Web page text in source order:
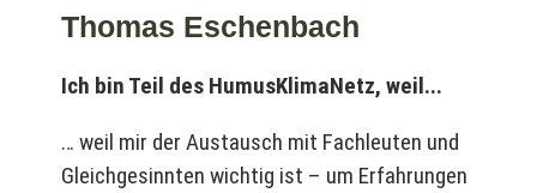
Thomas Eschenbach
Ich bin Teil des HumusKlimaNetz, weil...
… weil mir der Austausch mit Fachleuten und
Gleichgesinnten wichtig ist – um Erfahrungen